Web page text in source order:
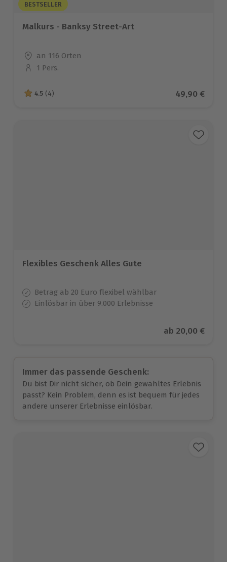
BESTSELLER
Malkurs - Banksy Street-Art
Standort
an 116 Orten
Anzahl der Teilnehmer
1 Pers.
4.5 von 5 Sternen basierend auf 4 Bewertungen
4.5 (4) Aktueller
49,90 €
Flexibles Geschenk Alles Gute
Betrag ab 20 Euro flexibel wählbar
Einlösbar in über 9.000 Erlebnisse
Aktueller Preis
ab 20,00 €
Immer das passende Geschenk:
Du bist Dir nicht sicher, ob Dein gewähltes Erlebnis
passt? Kein Problem, denn es ist bequem für jedes
andere unserer Erlebnisse einlösbar.